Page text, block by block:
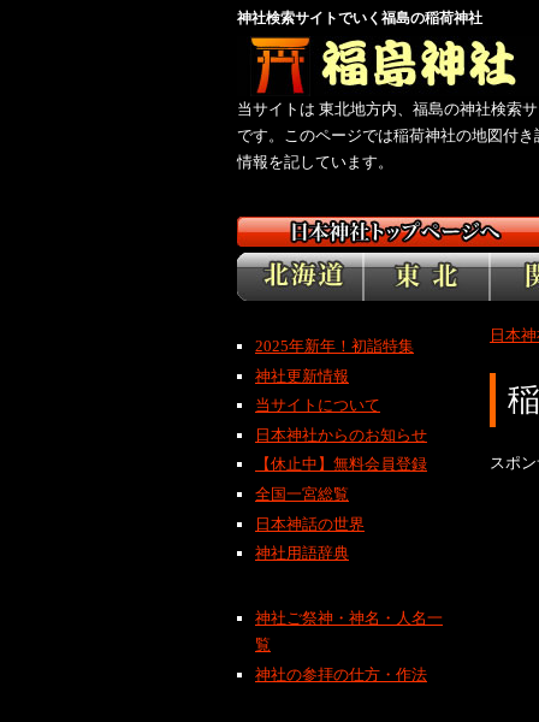
神社検索サイトでいく福島の稲荷神社
当サイトは 東北地方内、福島の神社検索
です。このページでは稲荷神社の地図付き
情報を記しています。
日本
スポ
2025年新年！初詣特集
神社更新情報
当サイトについて
日本神社からのお知らせ
【休止中】無料会員登録
全国一宮総覧
日本神話の世界
神社用語辞典
神社ご祭神・神名・人名一
覧
神社の参拝の仕方・作法